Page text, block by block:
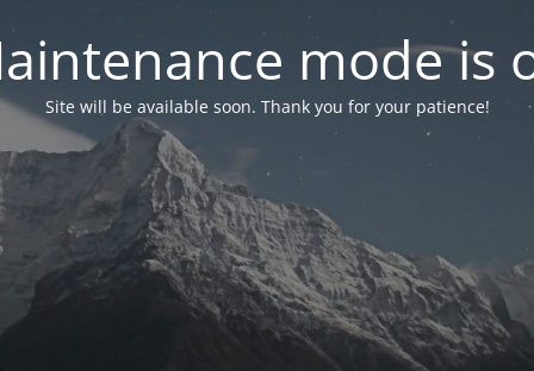
mode is
Site will be available soon. Thank you for your patience!